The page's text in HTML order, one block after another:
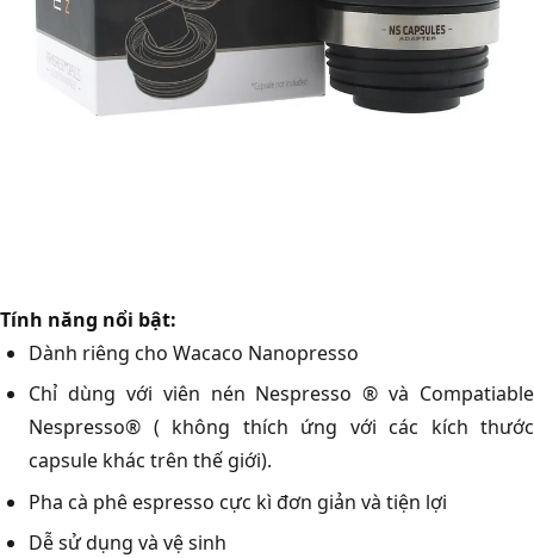
Tính năng nổi bật:
Dành riêng cho Wacaco Nanopresso
Chỉ dùng với viên nén Nespresso ® và Compatiable
Nespresso® ( không thích ứng với các kích thước
capsule khác trên thế giới).
Pha cà phê espresso cực kì đơn giản và tiện lợi
Dễ sử dụng và vệ sinh